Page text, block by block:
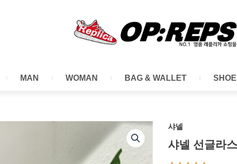
MAN WOMAN BAG & WALLET
샤넬
샤넬 선글라